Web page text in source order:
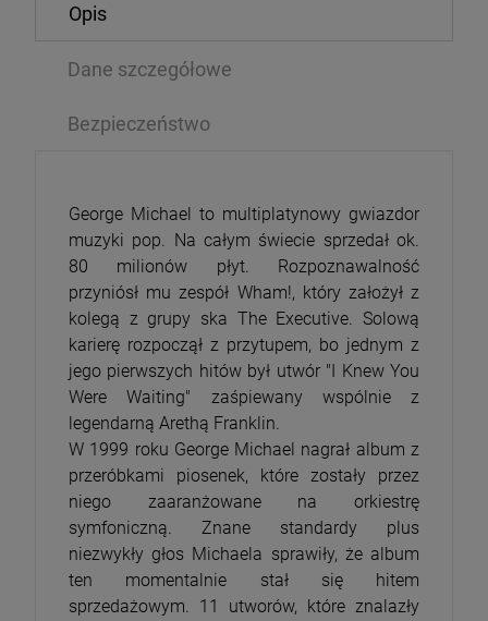
zł 177,99 zł
Opis
Dane szczegółowe
Bezpieczeństwo
George Michael to multiplatynowy gwiazdor
muzyki pop. Na całym świecie sprzedał ok.
80 milionów płyt. Rozpoznawalność
przyniósł mu zespół Wham!, który założył z
kolegą z grupy ska The Executive. Solową
karierę rozpoczął z przytupem, bo jednym z
jego pierwszych hitów był utwór "I Knew You
Were Waiting" zaśpiewany wspólnie z
legendarną Arethą Franklin.
W 1999 roku George Michael nagrał album z
przeróbkami piosenek, które zostały przez
niego zaaranżowane na orkiestrę
symfoniczną. Znane standardy plus
niezwykły głos Michaela sprawiły, że album
ten momentalnie stał się hitem
sprzedażowym. 11 utworów, które znalazły